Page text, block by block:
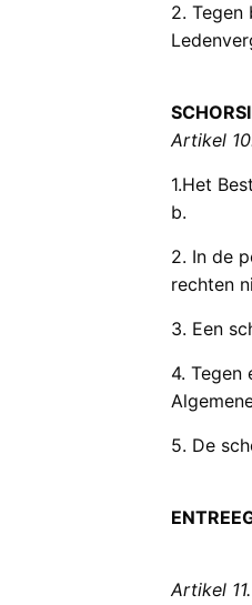
2.
Artikel
1.Het
b.
2. In de
rechten
3. Een
4.
5. De
Artikel 11.